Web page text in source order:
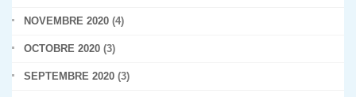
NOVEMBRE 2020 (4)
OCTOBRE 2020 (3)
SEPTEMBRE 2020 (3)